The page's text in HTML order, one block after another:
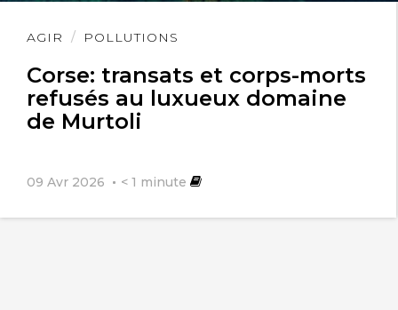
AGIR POLLUTIONS
Corse: transats et corps-morts
refusés au luxueux domaine
de Murtoli
09 Avr 2026 < 1 minute
Lire